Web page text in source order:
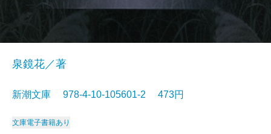
泉鏡花／著
新潮文庫 978-4-10-105601-2 473円
文庫電子書籍あり